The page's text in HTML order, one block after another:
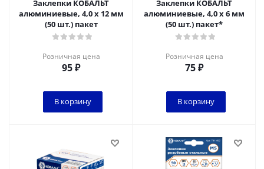
Заклепки КОБАЛЬТ
алюминиевые, 4,0 х 12 мм
(50 шт.) пакет
Розничная цена
95₽
В корзину
Заклепки КОБАЛЬТ
алюминиевые, 4,0 х 6 мм
(50 шт.) пакет*
Розничная цена
75₽
В корзину